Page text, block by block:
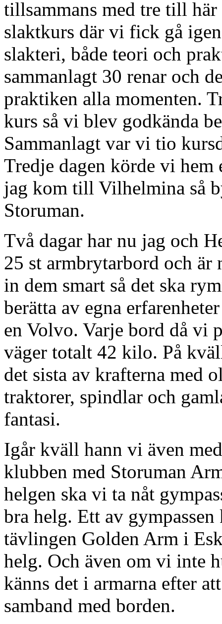
tillsammans med tre till
slaktkurs där vi fick gå
slakteri, både teori och
sammanlagt 30 renar och
praktiken alla momenten.
kurs så vi blev godkända
Sammanlagt var vi tio
Tredje dagen körde vi
jag kom till Vilhelmina så
Storuman.
Två dagar har nu jag och
25 st armbrytarbord och är
in dem smart så det ska
berätta av egna
en Volvo. Varje bord då vi
väger totalt 42 kilo. På
det sista av krafterna med
traktorer, spindlar och
fantasi.
Igår kväll hann vi även
klubben med Storuman
helgen ska vi ta nåt
bra helg. Ett av
tävlingen Golden Arm i
helg. Och även om vi inte
känns det i armarna efter
samband med borden.